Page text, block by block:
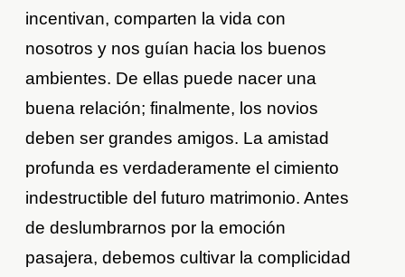
incentivan, comparten la vida con
nosotros y nos guían hacia los buenos
ambientes. De ellas puede nacer una
buena relación; finalmente, los novios
deben ser grandes amigos. La amistad
profunda es verdaderamente el cimiento
indestructible del futuro matrimonio. Antes
de deslumbrarnos por la emoción
pasajera, debemos cultivar la complicidad